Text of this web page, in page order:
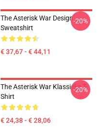
The Asterisk War Design
Sweatshirt
€ 37,67 - € 44,11
-20%
The Asterisk War Klassieke T-
Shirt
€ 24,38 - € 28,06
-20%